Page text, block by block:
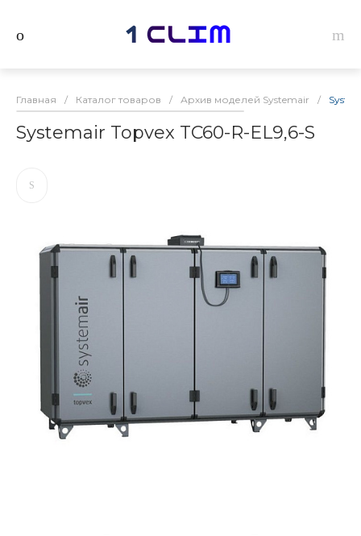
Главная / Каталог товаров / Архив моделей Systemair /
Systemair Topvex TC60-R-EL9,6-S